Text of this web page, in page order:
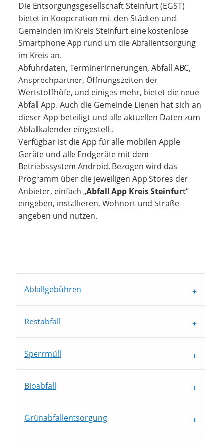
Die Entsorgungsgesellschaft Steinfurt (EGST)
bietet in Kooperation mit den Städten und
Gemeinden im Kreis Steinfurt eine kostenlose
Smartphone App rund um die Abfallentsorgung
im Kreis an.
Abfuhrdaten, Terminerinnerungen, Abfall ABC,
Ansprechpartner, Öffnungszeiten der
Wertstoffhöfe, und einiges mehr, bietet die neue
Abfall App. Auch die Gemeinde Lienen hat sich an
dieser App beteiligt und alle aktuellen Daten zum
Abfallkalender eingestellt.
Verfügbar ist die App für alle mobilen Apple
Geräte und alle Endgeräte mit dem
Betriebssystem Android. Bezogen wird das
Programm über die jeweiligen App Stores der
Anbieter, einfach „Abfall App Kreis Steinfurt“
eingeben, installieren, Wohnort und Straße
angeben und nutzen.
Abfallgebühren
Restabfall
Sperrmüll
Bioabfall
Grünabfallentsorgung